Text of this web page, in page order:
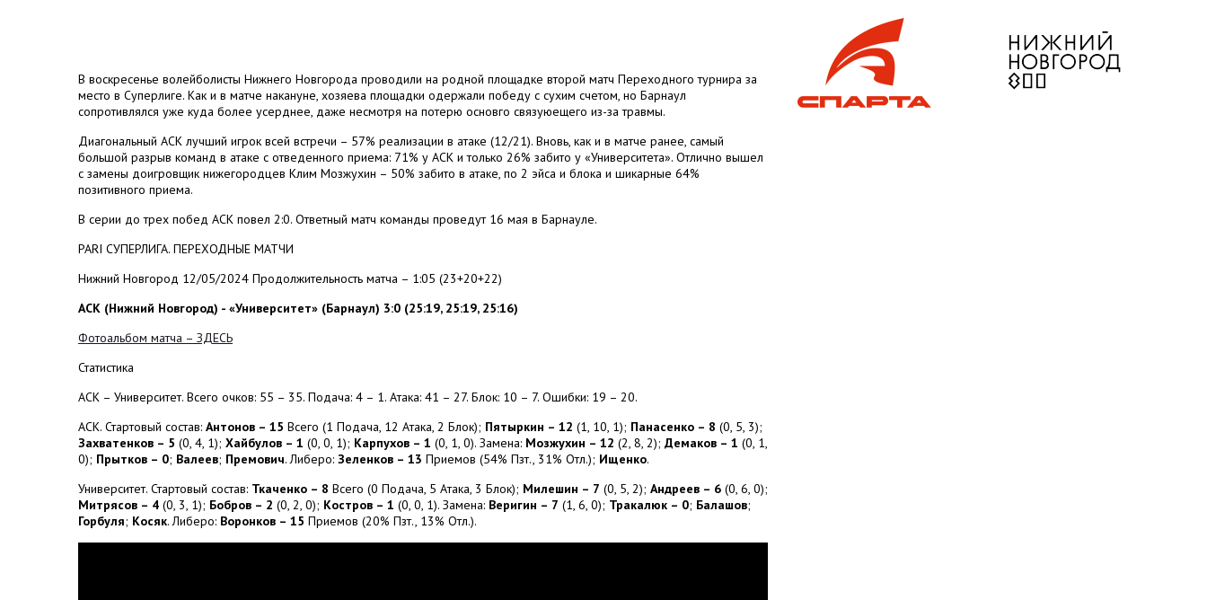
В воскресенье волейболисты Нижнего Новгорода проводили на родной площадке второй матч Переходного турнира за
место в Суперлиге. Как и в матче накануне, хозяева площадки одержали победу с сухим счетом, но Барнаул
сопротивлялся уже куда более усерднее, даже несмотря на потерю основго связуюещего из-за травмы.
Диагональный АСК лучший игрок всей встречи – 57% реализации в атаке (12/21). Вновь, как и в матче ранее, самый
большой разрыв команд в атаке с отведенного приема: 71% у АСК и только 26% забито у «Университета». Отлично вышел
с замены доигровщик нижегородцев Клим Мозжухин – 50% забито в атаке, по 2 эйса и блока и шикарные 64%
позитивного приема.
В серии до трех побед АСК повел 2:0. Ответный матч команды проведут 16 мая в Барнауле.
PARI СУПЕРЛИГА. ПЕРЕХОДНЫЕ МАТЧИ
Нижний Новгород 12/05/2024 Продолжительность матча – 1:05 (23+20+22)
АСК (Нижний Новгород) - «Университет» (Барнаул) 3:0 (25:19, 25:19, 25:16)
Фотоальбом матча – ЗДЕСЬ
Статистика
АСК – Университет. Всего очков: 55 – 35. Подача: 4 – 1. Атака: 41 – 27. Блок: 10 – 7. Ошибки: 19 – 20.
АСК. Стартовый состав: Антонов – 15 Всего (1 Подача, 12 Атака, 2 Блок); Пятыркин – 12 (1, 10, 1); Панасенко – 8 (0, 5, 3);
Захватенков – 5 (0, 4, 1); Хайбулов – 1 (0, 0, 1); Карпухов – 1 (0, 1, 0). Замена: Мозжухин – 12 (2, 8, 2); Демаков – 1 (0, 1,
0); Прытков – 0; Валеев; Премович. Либеро: Зеленков – 13 Приемов (54% Пзт., 31% Отл.); Ищенко.
Университет. Стартовый состав: Ткаченко – 8 Всего (0 Подача, 5 Атака, 3 Блок); Милешин – 7 (0, 5, 2); Андреев – 6 (0, 6, 0);
Митрясов – 4 (0, 3, 1); Бобров – 2 (0, 2, 0); Костров – 1 (0, 0, 1). Замена: Веригин – 7 (1, 6, 0); Тракалюк – 0; Балашов;
Горбуля; Косяк. Либеро: Воронков – 15 Приемов (20% Пзт., 13% Отл.).